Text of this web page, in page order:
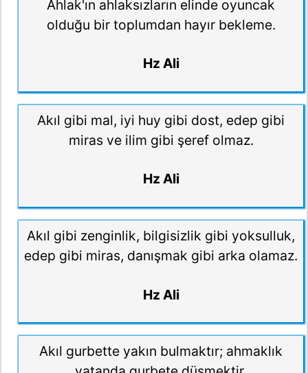
Ahlak'ın ahlaksızların elinde oyuncak
olduğu bir toplumdan hayır bekleme.
Hz Ali
Akıl gibi mal, iyi huy gibi dost, edep gibi
miras ve ilim gibi şeref olmaz.
Hz Ali
Akıl gibi zenginlik, bilgisizlik gibi yoksulluk,
edep gibi miras, danışmak gibi arka olamaz.
Hz Ali
Akıl gurbette yakın bulmaktır; ahmaklık